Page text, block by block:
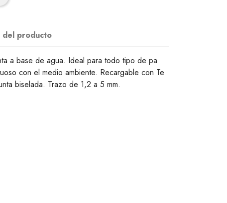
del producto
a base de agua. Ideal para todo tipo de pa
con el medio ambiente. Recargable con Te
biselada. Trazo de 1,2 a 5 mm.